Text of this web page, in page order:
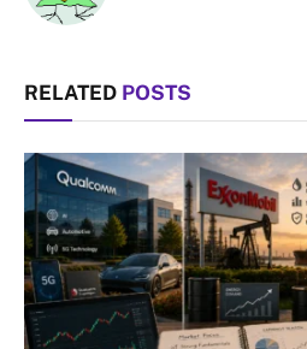
RELATED POSTS